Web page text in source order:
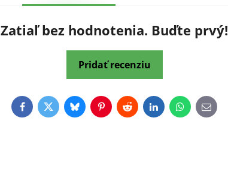
Zatiaľ bez hodnotenia. Buďte prvý!
Pridať recenziu
FacebookTwitterBlueskyPinterestRedditLinkedInWhatsApp
E-
mail